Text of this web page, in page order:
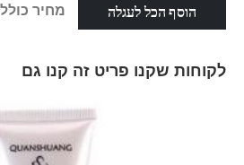
הוסף הכל לעגלה מחיר כולל
לקוחות שקנו פריט זה קנו גם